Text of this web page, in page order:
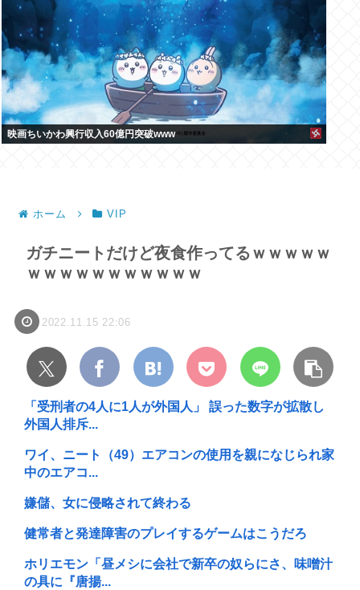
映画ちいかわ興行収入60億円突破www
ホーム VIP
ガチニートだけど夜食作ってるｗｗｗｗｗ
ｗｗｗｗｗｗｗｗｗｗｗ
2022.11.15 22:06
「受刑者の4人に1人が外国人」 誤った数字が拡散し
外国人排斥...
ワイ、ニート（49）エアコンの使用を親になじられ家
中のエアコ...
嫌儲、女に侵略されて終わる
健常者と発達障害のプレイするゲームはこうだろ
ホリエモン「昼メシに会社で新卒の奴らにさ、味噌汁
の具に『唐揚...